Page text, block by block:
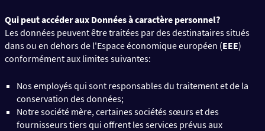
Qui peut accéder aux Données à caractère personnel?
Les données peuvent être traitées par des destinataires situés
dans ou en dehors de l'Espace économique européen (EEE)
conformément aux limites suivantes:
Nos employés qui sont responsables du traitement et de la
conservation des données;
Notre société mère, certaines sociétés sœurs et des
fournisseurs tiers qui offrent les services prévus aux